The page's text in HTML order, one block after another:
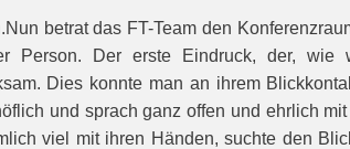
betrat das FT-Team den
Der erste Eindruck, der, wie
Dies konnte man an ihrem
und sprach ganz offen und ehrlich
viel mit ihren Händen, suchte den